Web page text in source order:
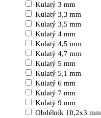
Kulatý 3 mm
Kulatý 3,3 mm
Kulatý 3,5 mm
Kulatý 4 mm
Kulatý 4,5 mm
Kulatý 4,7 mm
Kulatý 5 mm
Kulatý 5,1 mm
Kulatý 6 mm
Kulatý 7 mm
Kulatý 9 mm
Obdélník 10,2x3 mm